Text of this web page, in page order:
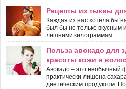
Рецепты из тыквы
Каждая из нас хотела бы
был бы не только вкусным
лишними килограммам...
Польза авокадо для
красоты кожи и
Авокадо – это необычный
практически лишена
диетическим продуктом.